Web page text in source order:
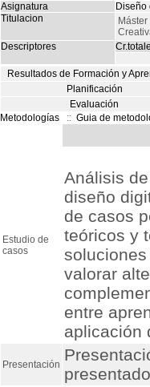
Asignatura
Diseño
Titulacion
Descriptores
Resultados de Formación y
Planificación
Evaluación
Metodologías
:: Guia de
Estudio de
casos
Análisis
diseño
de casos
teóricos y
valorar
entre
aplicación
Presentación